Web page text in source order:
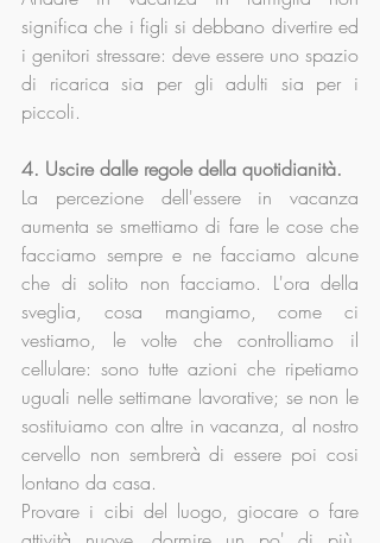
significa che i figli si debbano divertire ed
i genitori stressare: deve essere uno spazio
di ricarica sia per gli adulti sia per i
piccoli.
4. Uscire dalle regole della quotidianità.
La percezione dell'essere in vacanza
aumenta se smettiamo di fare le cose che
facciamo sempre e ne facciamo alcune
che di solito non facciamo. L'ora della
sveglia, cosa mangiamo, come ci
vestiamo, le volte che controlliamo il
cellulare: sono tutte azioni che ripetiamo
uguali nelle settimane lavorative; se non le
sostituiamo con altre in vacanza, al nostro
cervello non sembrerà di essere poi cosi
lontano da casa.
Provare i cibi del luogo, giocare o fare